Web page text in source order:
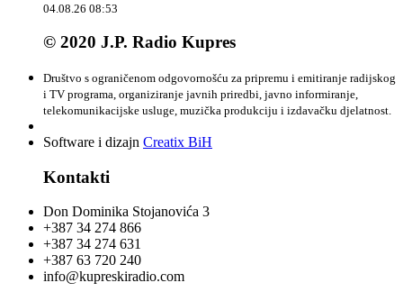
04.08.26 08:53
© 2020 J.P. Radio Kupres
Društvo s ograničenom odgovornošću za pripremu i emitiranje radijskog
i TV programa, organiziranje javnih priredbi, javno informiranje,
telekomunikacijske usluge, muzička produkciju i izdavačku djelatnost.
Software i dizajn Creatix BiH
Kontakti
Don Dominika Stojanovića 3
+387 34 274 866
+387 34 274 631
+387 63 720 240
info@kupreskiradio.com